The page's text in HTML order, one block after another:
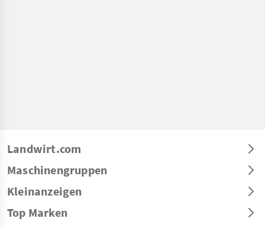
Landwirt.com
Maschinengruppen
Kleinanzeigen
Top Marken